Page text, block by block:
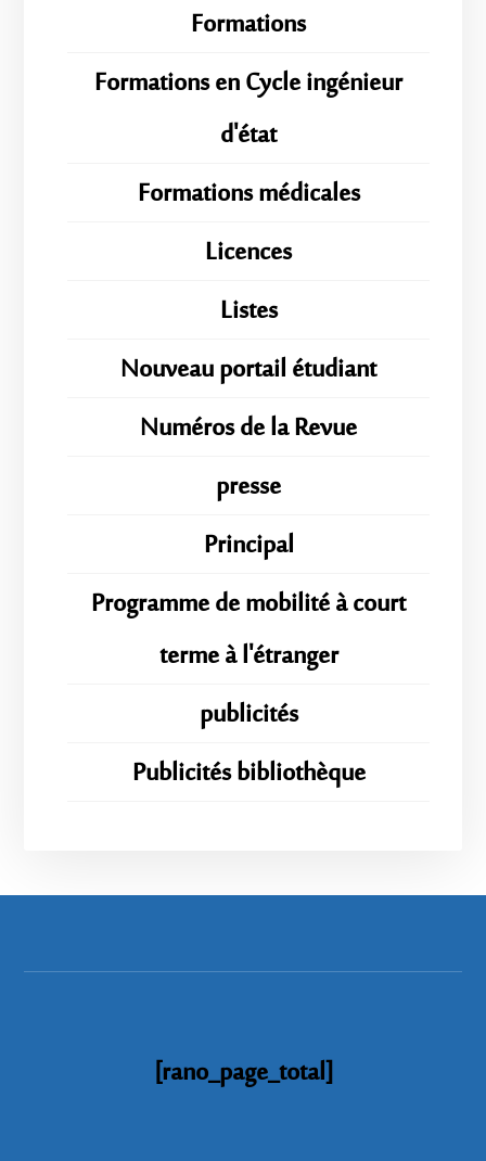
Formations
Formations en Cycle ingénieur
d'état
Formations médicales
Licences
Listes
Nouveau portail étudiant
Numéros de la Revue
presse
Principal
Programme de mobilité à court
terme à l'étranger
publicités
Publicités bibliothèque
[rano_page_total]